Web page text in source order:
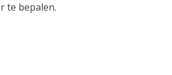
te bepalen.